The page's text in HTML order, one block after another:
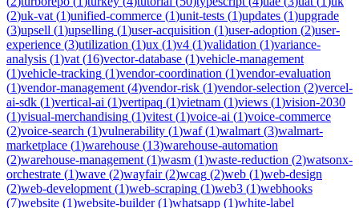
(2)uk-vat (1)unified-commerce (1)unit-tests (1)updates (1)upgrade
(3)upsell (1)upselling (1)user-acquisition (1)user-adoption (2)user-
experience (3)utilization (1)ux (1)v4 (1)validation (1)variance-
analysis (1)vat (16)vector-database (1)vehicle-management
(1)vehicle-tracking (1)vendor-coordination (1)vendor-evaluation
(1)vendor-management (4)vendor-risk (1)vendor-selection (2)vercel-
ai-sdk (1)vertical-ai (1)vertipaq (1)vietnam (1)views (1)vision-2030
(1)visual-merchandising (1)vitest (1)voice-ai (1)voice-commerce
(2)voice-search (1)vulnerability (1)waf(1)walmart (3)walmart-
marketplace (1)warehouse (13)warehouse-automation
(2)warehouse-management (1)wasm (1)waste-reduction (2)watsonx-
orchestrate (1)wave (2)wayfair(2)wcag (2)web (1)web-design
(2)web-development (1)web-scraping (1)web3 (1)webhooks
(7)website (1)website-builder(1)whatsapp (1)white-label